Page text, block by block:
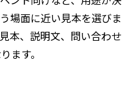
場面に近い見本を選びま
本、説明文、問い合わせ
ます。